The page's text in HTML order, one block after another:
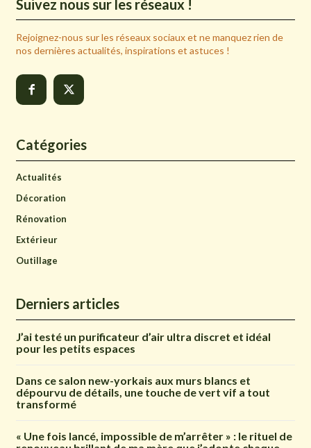
Suivez nous sur les réseaux !
Rejoignez-nous sur les réseaux sociaux et ne manquez rien de
nos dernières actualités, inspirations et astuces !
Catégories
Actualités
Décoration
Rénovation
Extérieur
Outillage
Derniers articles
J’ai testé un purificateur d’air ultra discret et idéal
pour les petits espaces
Dans ce salon new-yorkais aux murs blancs et
dépourvu de détails, une touche de vert vif a tout
transformé
« Une fois lancé, impossible de m’arrêter » : le rituel de